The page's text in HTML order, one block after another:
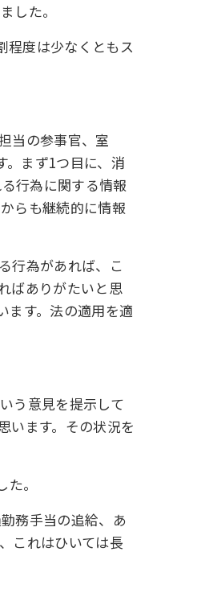
した。
程度は少なくともス
当の参事官、室
。まず1つ目に、消
行為に関する情報
らも継続的に情報
行為があれば、こ
ばありがたいと思
ます。法の適用を適
う意見を提示して
います。その状況を
。
務手当の追給、あ
これはひいては長